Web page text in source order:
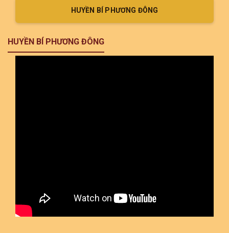
HUYỀN BÍ PHƯƠNG ĐÔNG
HUYỀN BÍ PHƯƠNG ĐÔNG